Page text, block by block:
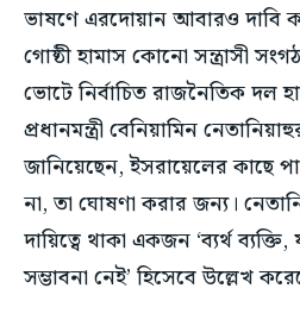
ভ্রমণ
ভ্রমণ
ভ্রমণ
ভ্রমণ
ভাষণে এরদোয়ান আবারও দাবি
গোষ্ঠী হামাস কোনো সন্ত্রাসী
ভোটে নির্বাচিত রাজনৈতিক দল
প্রধানমন্ত্রী বেনিয়ামিন
জানিয়েছেন, ইসরায়েলের কাছে
না, তা ঘোষণা করার জন্য।
দায়িত্বে থাকা একজন ‘ব্যর্থ
সম্ভাবনা নেই’ হিসেবে উল্লেখ